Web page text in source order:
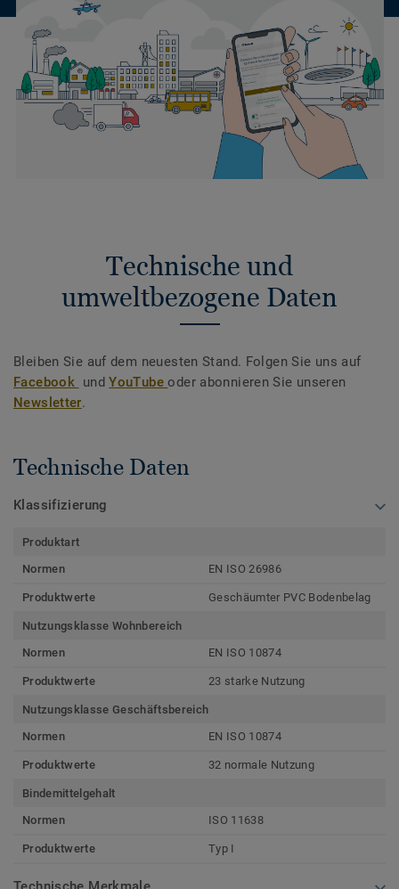
Technische und
umweltbezogene Daten
Bleiben Sie auf dem neuesten Stand. Folgen Sie uns auf
Facebook undYouTubeoder abonnieren Sie unseren
Newsletter.
Technische Daten
Klassifizierung
Produktart
Normen
EN ISO 26986
Produktwerte Geschäumter PVC Bodenbelag
Nutzungsklasse Wohnbereich
Normen
EN ISO 10874
Produktwerte 23 starke Nutzung
Nutzungsklasse Geschäftsbereich
Normen
EN ISO 10874
Produktwerte 32 normale Nutzung
Bindemittelgehalt
Normen
ISO 11638
Produktwerte Typ I